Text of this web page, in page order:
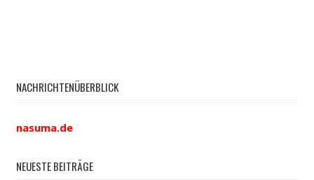
NACHRICHTENÜBERBLICK
nasuma.de
NEUESTE BEITRÄGE